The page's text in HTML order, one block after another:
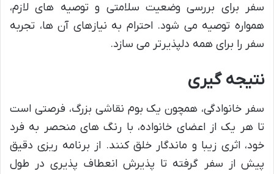
سفر برای بررسی وضعیت سلامتی و توصیه های لازم،
همواره توصیه می شود. احترام به نیازهای آن ها، تجربه
سفر را برای همه دلپذیرتر می سازد.
نتیجه گیری
سفر خانوادگی، همچون یک بوم نقاشی بزرگ، فرصتی است
تا هر یک از اعضای خانواده، با رنگ های منحصر به فرد
خود، اثری زیبا و ماندگار خلق کنند. از برنامه ریزی دقیق
پیش از سفر گرفته تا پذیرش انعطاف پذیری در طول